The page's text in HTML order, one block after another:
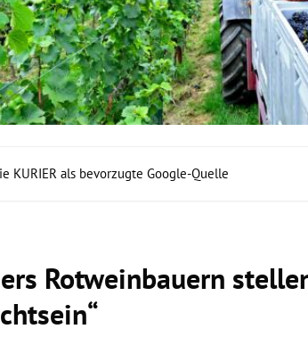
KURIER als bevorzugte Google-Quelle
Rotweinbauern